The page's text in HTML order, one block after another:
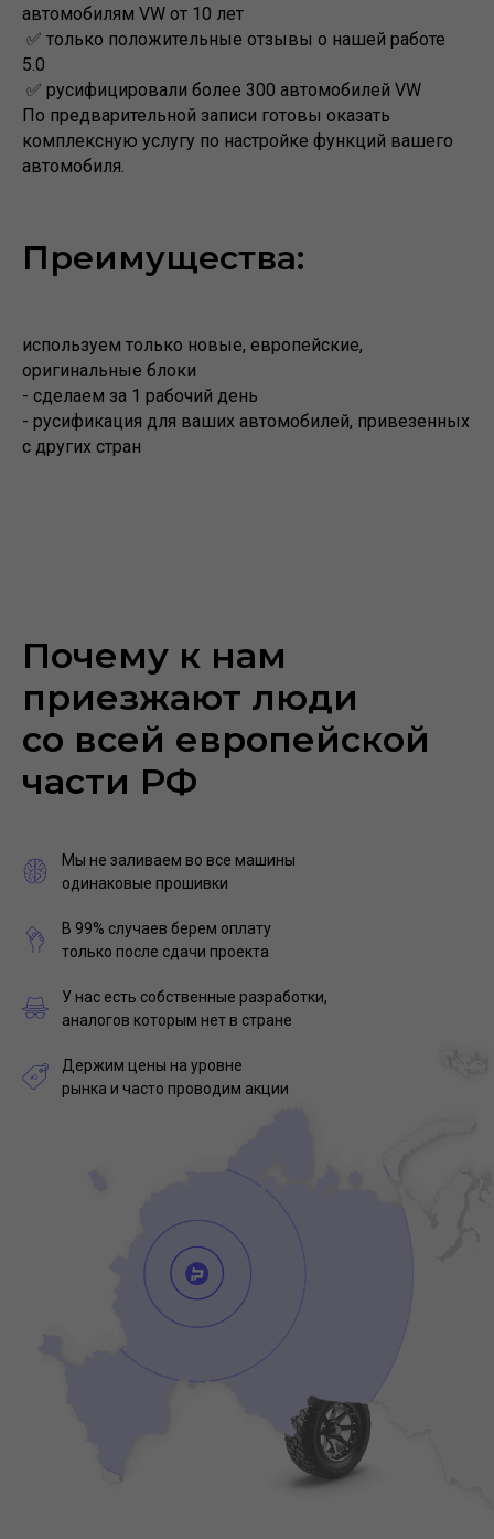
автомобилям VW от 10 лет
✅ только положительные отзывы о нашей работе
5.0
✅ русифицировали более 300 автомобилей VW
По предварительной записи готовы оказать
комплексную услугу по настройке функций вашего
автомобиля.
Преимущества:
используем только новые, европейские,
оригинальные блоки
- сделаем за 1 рабочий день
- русификация для ваших автомобилей, привезенных
с других стран
Почему к нам
приезжают люди
со всей европейской
части РФ
Мы не заливаем во все машины
одинаковые прошивки
Держим цены на уровне
рынка и часто проводим акции
В 99% случаев берем оплату
только после сдачи проекта
У нас есть собственные разработки,
аналогов которым нет в стране